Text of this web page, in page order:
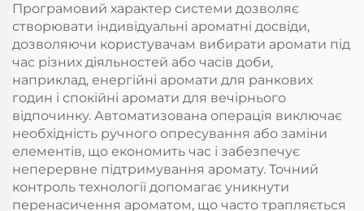
Програмовий характер системи дозволяє
створювати індивідуальні ароматні досвіди,
дозволяючи користувачам вибирати аромати під
час різних діяльностей або часів доби,
наприклад, енергійні аромати для ранкових
годин і спокійні аромати для вечірнього
відпочинку. Автоматизована операція виключає
необхідність ручного опресування або заміни
елементів, що економить час і забезпечує
неперервне підтримування аромату. Точний
контроль технології допомагає уникнути
перенасичення ароматом, що часто трапляється